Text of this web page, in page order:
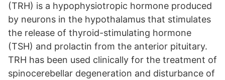
(TRH) is a hypophysiotropic hormone produced
by neurons in the hypothalamus that stimulates
the release of thyroid-stimulating hormone
(TSH) and prolactin from the anterior pituitary.
TRH has been used clinically for the treatment of
spinocerebellar degeneration and disturbance of